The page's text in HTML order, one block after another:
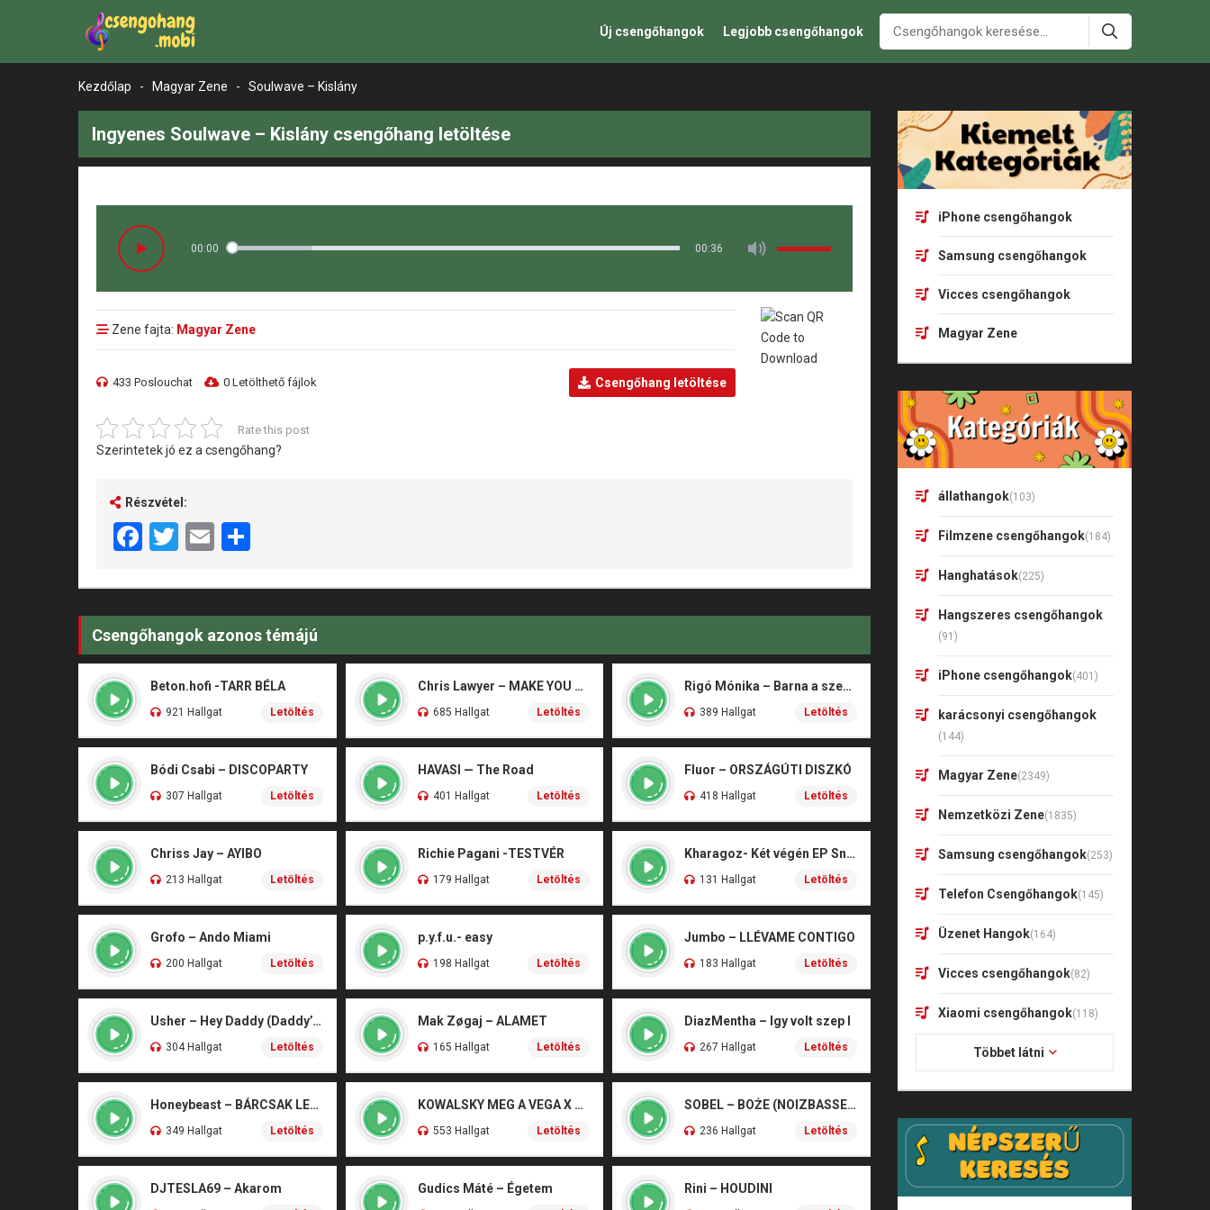
Új csengőhangok Legjobb csengőhangok
Kezdőlap - Magyar Zene - Soulwave – Kislány
Ingyenes Soulwave – Kislány csengőhang letöltése
00:00 00:36
Zene fajta: Magyar Zene
433 Poslouchat 0 Letölthető fájlok Csengőhang letöltése
Rate this post
Szerintetek jó ez a csengőhang?
Részvétel:
Facebook
Twitter
Email
Csengőhangok azonos témájú
Beton.hofi -TARR BÉLA
921 Hallgat Letöltés
Chris Lawyer – MAKE YOU FLY
685 Hallgat Letöltés
Rigó Mónika – Barna a szeme
389 Hallgat Letöltés
Bódi Csabi – DISCOPARTY
307 Hallgat Letöltés
HAVASI — The Road
401 Hallgat Letöltés
Fluor – ORSZÁGÚTI DISZKÓ
418 Hallgat Letöltés
Chriss Jay – AYIBO
213 Hallgat Letöltés
Richie Pagani -TESTVÉR
179 Hallgat Letöltés
Kharagoz- Két végén EP Snitt
131 Hallgat Letöltés
Grofo – Ando Miami
200 Hallgat Letöltés
p.y.f.u.- easy
198 Hallgat Letöltés
Jumbo – LLÉVAME CONTIGO
183 Hallgat Letöltés
Usher – Hey Daddy (Daddy’s Home)
304 Hallgat Letöltés
Mak Zøgaj – ALAMET
165 Hallgat Letöltés
DiazMentha – Igy volt szep I
267 Hallgat Letöltés
Honeybeast – BÁRCSAK LENNÉK
349 Hallgat Letöltés
KOWALSKY MEG A VEGA X SZEBÉNYI DANI – CSÓNAK
553 Hallgat Letöltés
SOBEL – BOŻE (NOIZBASSES REMIX)
236 Hallgat Letöltés
DJTESLA69 – Akarom Gudics Máté – Égetem Rini – HOUDINI
iPhone csengőhangok
Samsung csengőhangok
Vicces csengőhangok
Magyar Zene
állathangok(103)
Filmzene csengőhangok(184)
Hanghatások(225)
Hangszeres csengőhangok
(91)
iPhone csengőhangok(401)
karácsonyi csengőhangok
(144)
Magyar Zene(2349)
Nemzetközi Zene(1835)
Samsung csengőhangok(253)
Telefon Csengőhangok(145)
Üzenet Hangok(164)
Vicces csengőhangok(82)
Xiaomi csengőhangok(118)
Többet látni